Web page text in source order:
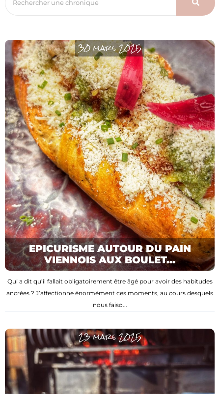
30 mars 2025
EPICURISME AUTOUR DU PAIN
VIENNOIS AUX BOULET...
Qui a dit qu’il fallait obligatoirement être âgé pour avoir des habitudes
ancrées ? J’affectionne énormément ces moments, au cours desquels
nous faiso...
23 mars 2025